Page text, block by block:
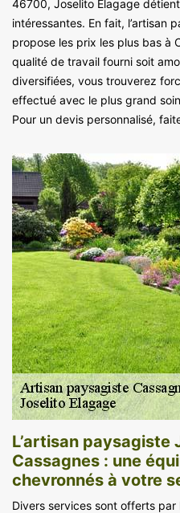
46700, Joselito Elagage
intéressantes. En fait, l’artisan
propose les prix les plus bas à
qualité de travail fourni soit
diversifiées, vous trouverez
effectué avec le plus grand
Pour un devis personnalisé,
L’artisan paysagiste
Cassagnes : une
chevronnés à votre
Divers services sont offerts par